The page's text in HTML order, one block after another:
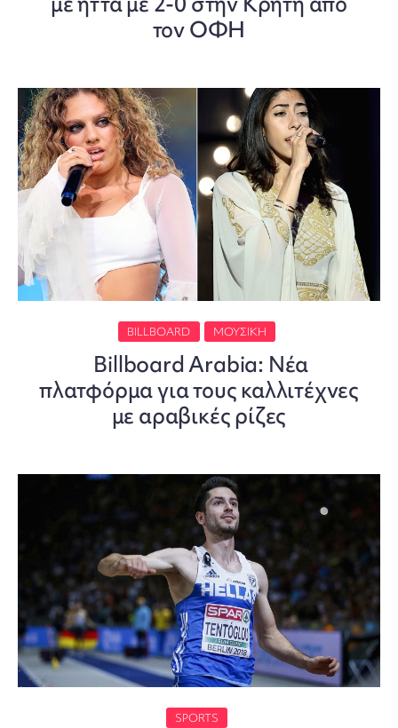
τον ΟΦΗ
BILLBOARD ΜΟΥΣΙΚΉ
Billboard Arabia: Νέα
πλατφόρμα για τους καλλιτέχνες
με αραβικές ρίζες
SPORTS